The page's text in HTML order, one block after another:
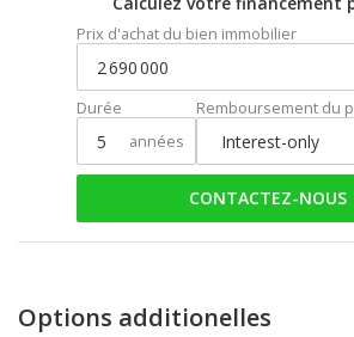
Prix d'achat du bien immobilier
Durée
années
Remboursement du
CONTACTEZ-NOUS
Options additionelles